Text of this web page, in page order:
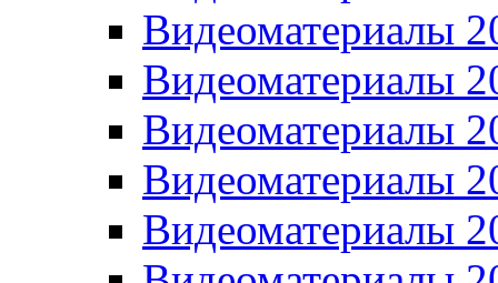
Видеоматериалы
Видеоматериалы
Видеоматериалы
Видеоматериалы
Видеоматериалы